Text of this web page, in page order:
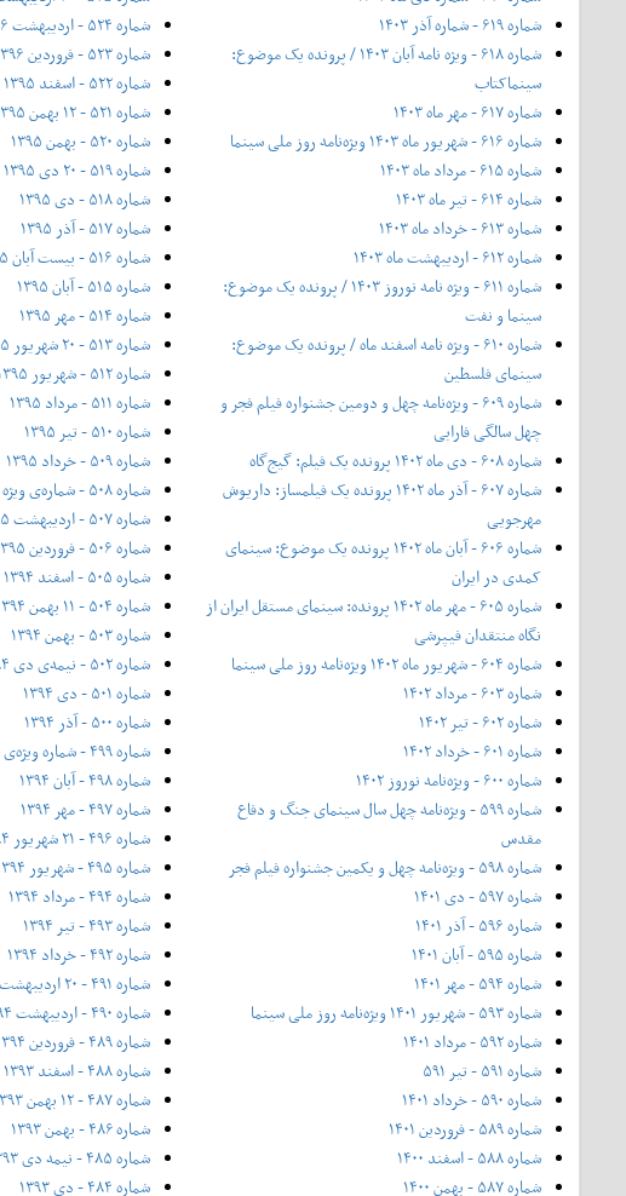
شماره ۶۱۹ - شماره آذر ۱۴۰۳
شماره ۶۱۸ - ویژه نامه آبان ۱۴۰۳ / پرونده یک موضوع:
سینماکتاب
شماره ۶۱۷ - مهر ماه ۱۴۰۳
شماره ۶۱۶ - شهریور ماه ۱۴۰۳ ویژه‌نامه روز ملی سینما
شماره ۶۱۵ - مرداد ماه ۱۴۰۳
شماره ۶۱۴ - تیر ماه ۱۴۰۳
شماره ۶۱۳ - خرداد ماه ۱۴۰۳
شماره ۶۱۲ - اردیبهشت ماه ۱۴۰۳
شماره ۶۱۱ - ویژه نامه نوروز ۱۴۰۳ / پرونده یک موضوع:
سینما و نفت
شماره ۶۱۰ - ویژه نامه اسفند ماه / پرونده یک موضوع:
سینمای فلسطین
شماره ۶۰۹ - ویژه‌نامه چهل و دومین جشنواره فیلم فجر و
چهل سالگی فارابی
شماره ۶۰۸ - دی ماه ۱۴۰۲ پرونده یک فیلم: گیج‌گاه
شماره ۶۰۷ - آذر ماه ۱۴۰۲ پرونده یک فیلمساز: داریوش
مهرجویی
شماره ۶۰۶ - آبان ماه ۱۴۰۲ پرونده یک موضوع: سینمای
کمدی در ایران
شماره ۶۰۵ - مهر ماه ۱۴۰۲ پرونده: سینمای مستقل ایران از
نگاه منتقدان فیپرشی
شماره ۶۰۴ - شهریور ماه ۱۴۰۲ ویژه‌نامه روز ملی سینما
شماره ۶۰۳ - مرداد ۱۴۰۲
شماره ۶۰۲ - تیر ۱۴۰۲
شماره ۶۰۱ - خرداد ۱۴۰۲
شماره ۶۰۰ - ویژه‌نامه نوروز ۱۴۰۲
شماره ۵۹۹ - ویژه‌نامه چهل سال سینمای جنگ و دفاع
مقدس
شماره ۵۹۸ - ویژه‌نامه چهل و یکمین جشنواره فیلم فجر
شماره ۵۹۷ - دی ۱۴۰۱
شماره ۵۹۶ - آذر ۱۴۰۱
شماره ۵۹۵ - آبان ۱۴۰۱
شماره ۵۹۴ - مهر ۱۴۰۱
شماره ۵۹۳ - شهریور ۱۴۰۱ ویژه‌نامه روز ملی سینما
شماره ۵۹۲ - مرداد ۱۴۰۱
شماره ۵۹۱ - تیر ۵۹۱
شماره ۵۹۰ - خرداد ۱۴۰۱
شماره ۵۸۹ - فروردین ۱۴۰۱
شماره ۵۸۸ - اسفند ۱۴۰۰
شماره ۵۸۷ - بهمن ۱۴۰۰
شماره ۵۲۴ - اردیبهشت ۱۳۹۶
شماره ۵۲۳ - فروردین ۱۳۹۶
شماره ۵۲۲ - اسفند ۱۳۹۵
شماره ۵۲۱ - ۱۲ بهمن ۱۳۹۵
شماره ۵۲۰ - بهمن ۱۳۹۵
شماره ۵۱۹ - ۲۰ دی ۱۳۹۵
شماره ۵۱۸ - دی ۱۳۹۵
شماره ۵۱۷ - آذر ۱۳۹۵
شماره ۵۱۶ - بیست آبان ۱۳۹۵
شماره ۵۱۵ - آبان ۱۳۹۵
شماره ۵۱۴ - مهر ۱۳۹۵
شماره ۵۱۳ - ۲۰ شهریور ۱۳۹۵
شماره ۵۱۲ - شهریور ۱۳۹۵
شماره ۵۱۱ - مرداد ۱۳۹۵
شماره ۵۱۰ - تیر ۱۳۹۵
شماره ۵۰۹ - خرداد ۱۳۹۵
شماره ۵۰۸ - شماره‌ی ویژه بهار
شماره ۵۰۷ - اردیبهشت ۱۳۹۵
شماره ۵۰۶ - فروردین ۱۳۹۵
شماره ۵۰۵ - اسفند ۱۳۹۴
شماره ۵۰۴ - ۱۱ بهمن ۱۳۹۴ - ویژه‌ی جشنواره فیلم فجر
شماره ۵۰۳ - بهمن ۱۳۹۴
شماره ۵۰۲ - نیمه‌ی دی ۱۳۹۴
شماره ۵۰۱ - دی ۱۳۹۴
شماره ۵۰۰ - آذر ۱۳۹۴
شماره ۴۹۹ - شماره ویژه‌ی پاییز ۱۳۹۴
شماره ۴۹۸ - آبان ۱۳۹۴
شماره ۴۹۷ - مهر ۱۳۹۴
شماره ۴۹۶ - ۲۱ شهریور ۱۳۹۴ - ویژه‌ی روز ملی سینما
شماره ۴۹۵ - شهریور ۱۳۹۴
شماره ۴۹۴ - مرداد ۱۳۹۴
شماره ۴۹۳ - تیر ۱۳۹۴
شماره ۴۹۲ - خرداد ۱۳۹۴
شماره ۴۹۱ - ۲۰ اردیبهشت (شماره ویژه بهار ۱۳۹۴)
شماره ۴۹۰ - اردیبهشت ۱۳۹۴
شماره ۴۸۹ - فروردین ۱۳۹۴
شماره ۴۸۸ - اسفند ۱۳۹۳
شماره ۴۸۷ - ۱۲ بهمن ۱۳۹۳
شماره ۴۸۶ - بهمن ۱۳۹۳
شماره ۴۸۵ - نیمه دی ۱۳۹۳
شماره ۴۸۴ - دی ۱۳۹۳